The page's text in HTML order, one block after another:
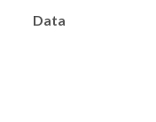
Data